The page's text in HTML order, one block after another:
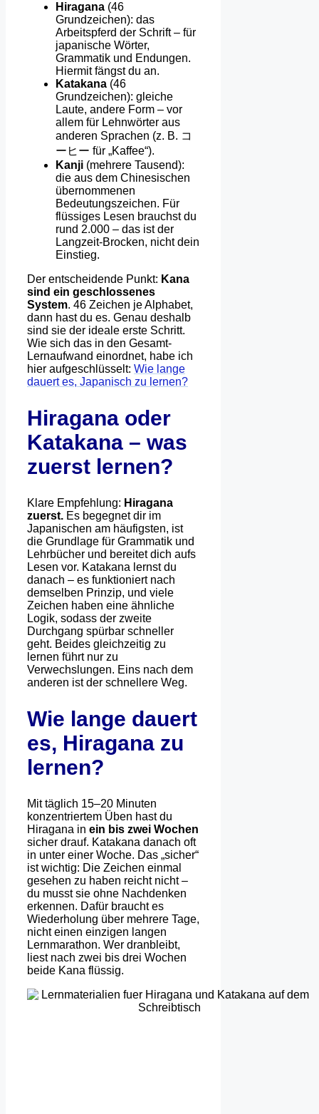
Hiragana (46
Grundzeichen): das
Arbeitspferd der Schrift – für
japanische Wörter,
Grammatik und Endungen.
Hiermit fängst du an.
Katakana (46
Grundzeichen): gleiche
Laute, andere Form – vor
allem für Lehnwörter aus
anderen Sprachen (z. B. コ
ーヒー für „Kaffee“).
Kanji (mehrere Tausend):
die aus dem Chinesischen
übernommenen
Bedeutungszeichen. Für
flüssiges Lesen brauchst du
rund 2.000 – das ist der
Langzeit-Brocken, nicht dein
Einstieg.
Der entscheidende Punkt: Kana
sind ein geschlossenes
System. 46 Zeichen je Alphabet,
dann hast du es. Genau deshalb
sind sie der ideale erste Schritt.
Wie sich das in den Gesamt-
Lernaufwand einordnet, habe ich
hier aufgeschlüsselt: Wie lange
dauert es, Japanisch zu lernen?
Hiragana oder
Katakana – was
zuerst lernen?
Klare Empfehlung: Hiragana
zuerst. Es begegnet dir im
Japanischen am häufigsten, ist
die Grundlage für Grammatik und
Lehrbücher und bereitet dich aufs
Lesen vor. Katakana lernst du
danach – es funktioniert nach
demselben Prinzip, und viele
Zeichen haben eine ähnliche
Logik, sodass der zweite
Durchgang spürbar schneller
geht. Beides gleichzeitig zu
lernen führt nur zu
Verwechslungen. Eins nach dem
anderen ist der schnellere Weg.
Wie lange dauert
es, Hiragana zu
lernen?
Mit täglich 15–20 Minuten
konzentriertem Üben hast du
Hiragana in ein bis zwei Wochen
sicher drauf. Katakana danach oft
in unter einer Woche. Das „sicher“
ist wichtig: Die Zeichen einmal
gesehen zu haben reicht nicht –
du musst sie ohne Nachdenken
erkennen. Dafür braucht es
Wiederholung über mehrere Tage,
nicht einen einzigen langen
Lernmarathon. Wer dranbleibt,
liest nach zwei bis drei Wochen
beide Kana flüssig.